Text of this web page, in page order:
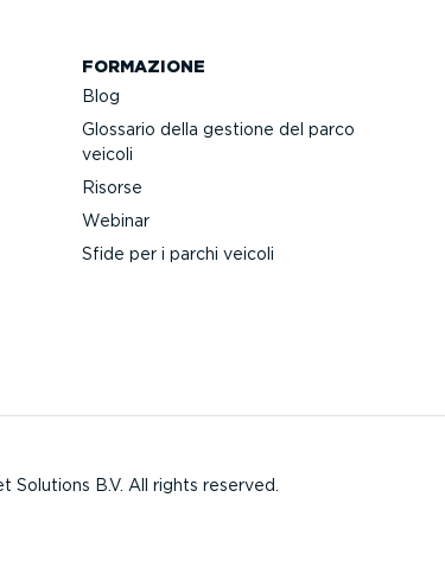
FORMAZIONE
Blog
Glossario della gestione del parco
veicoli
Risorse
Webinar
Sfide per i parchi veicoli
B.V. All rights reserved.